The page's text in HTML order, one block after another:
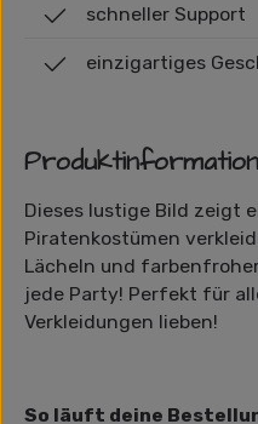
schneller Support
einzigartiges
Dieses lustige Bild zeigt
Piratenkostümen
Lächeln und
jede Party! Perfekt für
Verkleidungen lieben!
So läuft deine